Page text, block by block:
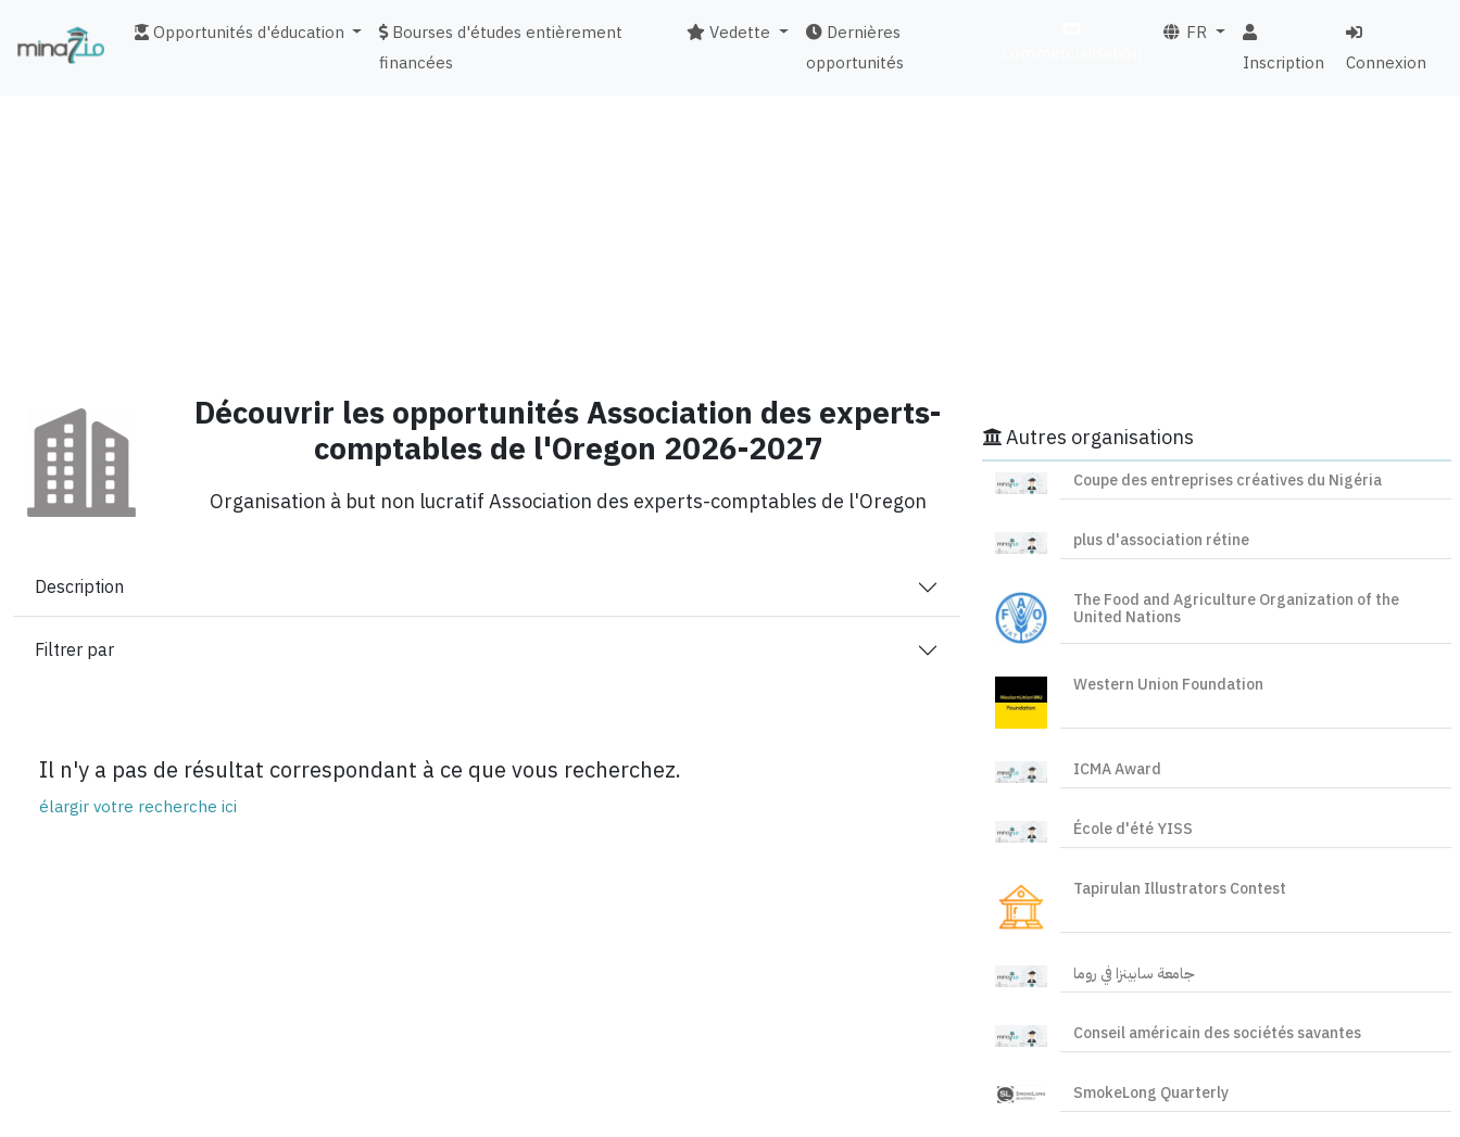
Opportunités d'éducation
Bourses d'études entièrement
financées
Vedette
Dernières
opportunités
FR
Inscription
Connexion
Découvrir les opportunités Association des experts-
comptables de l'Oregon 2026-2027
Organisation à but non lucratif Association des experts-comptables de l'Oregon
Description
Filtrer par
Il n'y a pas de résultat correspondant à ce que vous recherchez.
élargir votre recherche ici
Autres organisations
Coupe des entreprises créatives du Nigéria
plus d'association rétine
The Food and Agriculture Organization of the
United Nations
Western Union Foundation
ICMA Award
École d'été YISS
Tapirulan Illustrators Contest
جامعة سابينزا في روما
Conseil américain des sociétés savantes
SmokeLong Quarterly